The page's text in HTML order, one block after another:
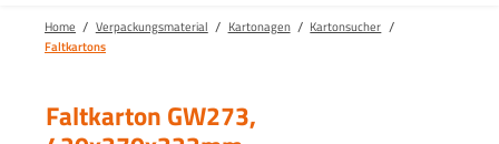
Home / Verpackungsmaterial / Kartonagen / Kartonsucher /
Faltkartons
Faltkarton GW273,